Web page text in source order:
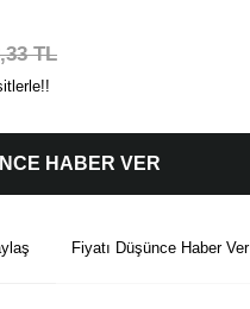
TL
HABER VER
Fiyatı Düşünce Haber Ver